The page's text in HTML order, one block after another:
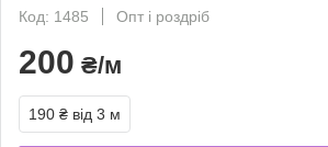
Код: 1485
Опт і роздріб
200 ₴/м
190 ₴ від 3 м